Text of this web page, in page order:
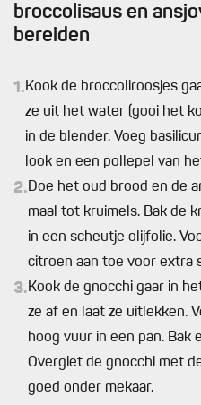
broccolisaus en
bereiden
1.Kook de broccoliroosjes
ze uit het water (gooi het
in de blender. Voeg
look en een pollepel van
2.Doe het oud brood en de
maal tot kruimels. Bak de
in een scheutje olijfolie.
citroen aan toe voor extra
3.Kook de gnocchi gaar in
ze af en laat ze uitlekken.
hoog vuur in een pan. Bak
Overgiet de gnocchi met
goed onder mekaar.